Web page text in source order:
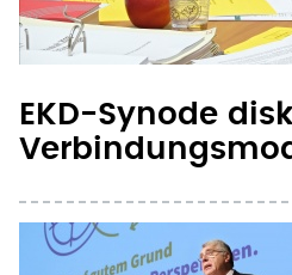
EKD-Synode